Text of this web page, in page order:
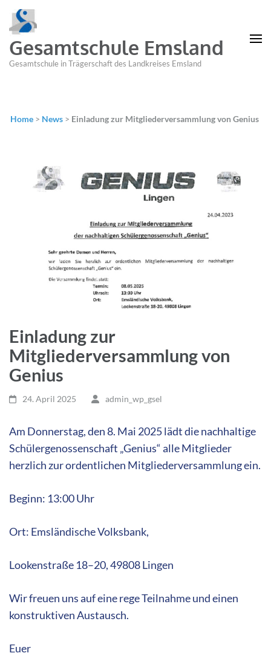
Gesamtschule Emsland
Gesamtschule in Trägerschaft des Landkreises Emsland
Home > News > Einladung zur Mitgliederversammlung von Genius
Einladung zur
Mitgliederversammlung von
Genius
24. April 2025 admin_wp_gsel
Am Donnerstag, den 8. Mai 2025 lädt die nachhaltige
Schülergenossenschaft „Genius“ alle Mitglieder
herzlich zur ordentlichen Mitgliederversammlung ein.
Beginn: 13:00 Uhr
Ort: Emsländische Volksbank,
Lookenstraße 18–20, 49808 Lingen
Wir freuen uns auf eine rege Teilnahme und einen
konstruktiven Austausch.
Euer